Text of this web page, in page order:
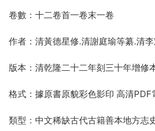
卷數：十二卷首一卷末一卷
作者：清黃德星修.清謝庭瑜等纂.清
版本：清乾隆二十二年刻三十年增修
格式：據原書原貌彩色影印 高清PDF
類型：中文稀缺古代古籍善本地方志